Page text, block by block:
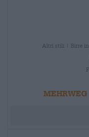
Altri stili | Birre
MEHRWEG